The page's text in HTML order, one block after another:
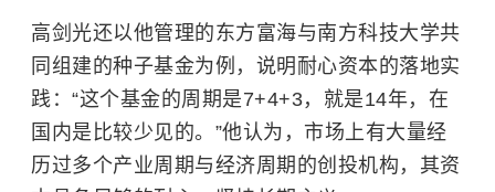
高剑光还以他管理的东方富海与南方科技大学共
同组建的种子基金为例，说明耐心资本的落地实
践：“这个基金的周期是7+4+3，就是14年，在
国内是比较少见的。”他认为，市场上有大量经
历过多个产业周期与经济周期的创投机构，其资